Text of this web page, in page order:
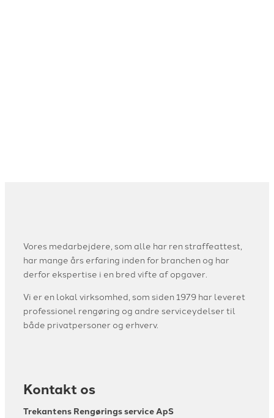
Vores medarbejdere, som alle har ren straffeattest,
har mange års erfaring inden for branchen og har
derfor ekspertise i en bred vifte af opgaver.
Vi er en lokal virksomhed, som siden 1979 har leveret
professionel rengøring og andre serviceydelser til
både privatpersoner og erhverv.
Kontakt os
Trekantens Rengørings service ApS